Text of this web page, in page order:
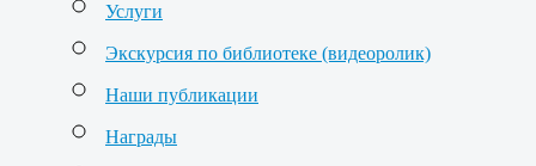
Услуги
Экскурсия по библиотеке (видеоролик)
Наши публикации
Награды